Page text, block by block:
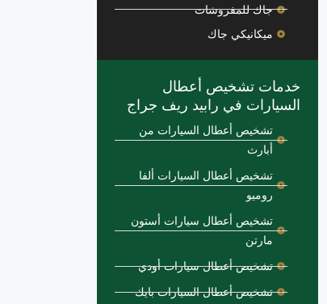
جاك للمفروشات
ميكانيكي جاك
خدمات تشخيص أعطال
السيارات في رابيد ريف جراج
تشخيص أعطال السيارات من
أبارث
تشخيص أعطال السيارات ألفا
روميو
تشخيص أعطال سيارات أستون
مارتن
تشخيص أعطال سيارات أودي
تشخيص أعطال السيارات بايك